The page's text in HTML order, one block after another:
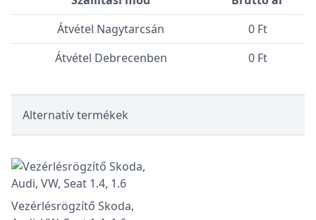
Átvétel Nagytarcsán
0 Ft
Átvétel Debrecenben
0 Ft
Alternatív termékek
Vezérlésrögzítő Skoda,